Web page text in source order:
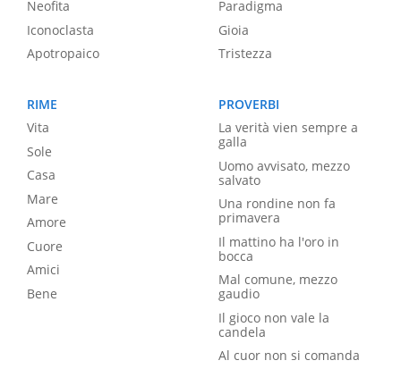
Neofita
Iconoclasta
Apotropaico
Paradigma
Gioia
Tristezza
RIME
Vita
Sole
Casa
Mare
Amore
Cuore
Amici
Bene
PROVERBI
La verità vien sempre a
galla
Uomo avvisato, mezzo
salvato
Una rondine non fa
primavera
Il mattino ha l'oro in
bocca
Mal comune, mezzo
gaudio
Il gioco non vale la
candela
Al cuor non si comanda